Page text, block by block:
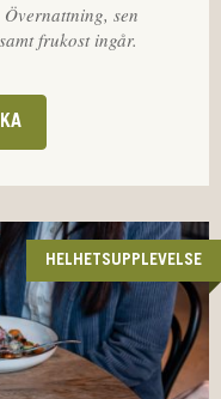
sen
frukost ingår.
HELHETSUPPLEVELSE